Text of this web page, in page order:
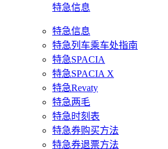
特急信息
特急信息
特急列车乘车处指南
特急SPACIA
特急SPACIA X
特急Revaty
特急两毛
特急时刻表
特急券购买方法
特急券退票方法